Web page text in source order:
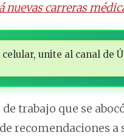
nuevas carreras
unite al canal de
trabajo que se
recomendaciones a